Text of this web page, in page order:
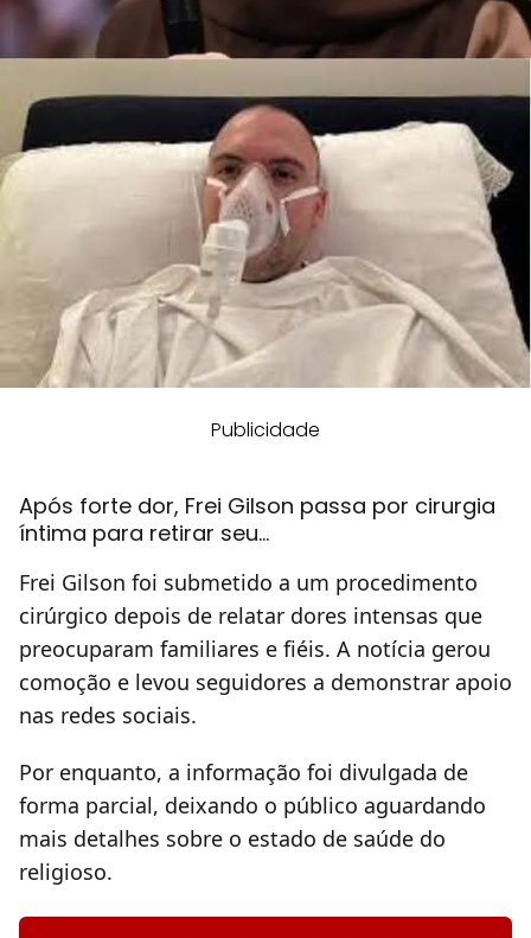
Publicidade
Após forte dor, Frei Gilson passa por cirurgia
íntima para retirar seu…
Frei Gilson foi submetido a um procedimento
cirúrgico depois de relatar dores intensas que
preocuparam familiares e fiéis. A notícia gerou
comoção e levou seguidores a demonstrar apoio
nas redes sociais.
Por enquanto, a informação foi divulgada de
forma parcial, deixando o público aguardando
mais detalhes sobre o estado de saúde do
religioso.